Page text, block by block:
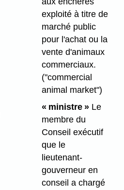
exploité à titre de
marché public
pour l'achat ou la
vente d'animaux
commerciaux.
("commercial
animal market")
« ministre »Le
membre du
Conseil exécutif
que le
lieutenant-
gouverneur en
conseil a chargé